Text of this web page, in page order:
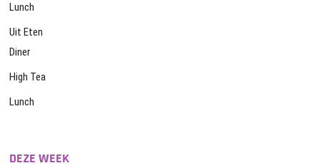
Lunch
Uit Eten
Diner
High Tea
Lunch
DEZE WEEK